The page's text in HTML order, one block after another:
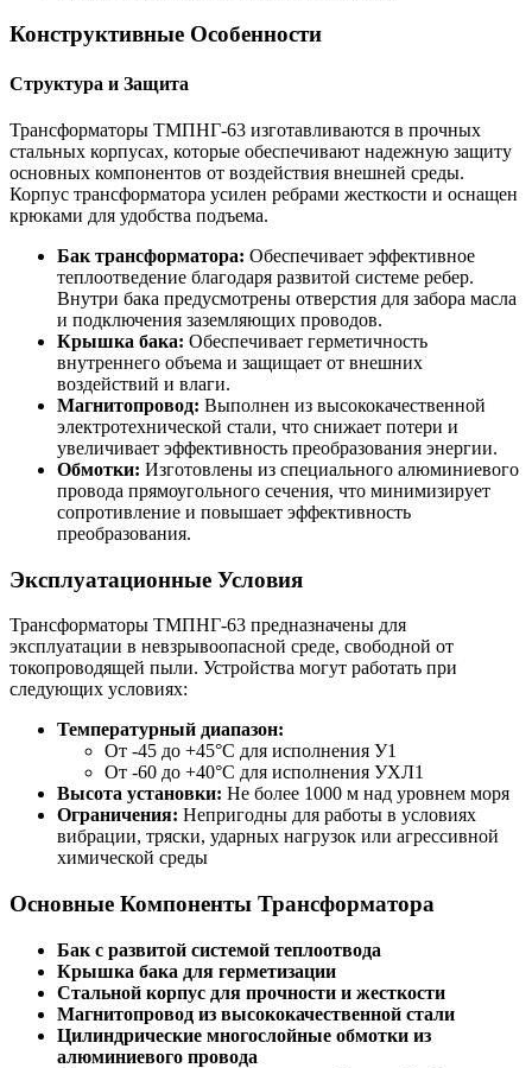
Конструктивные Особенности
Структура и Защита
Трансформаторы ТМПНГ-63 изготавливаются в прочных
стальных корпусах, которые обеспечивают надежную защиту
основных компонентов от воздействия внешней среды.
Корпус трансформатора усилен ребрами жесткости и оснащен
крюками для удобства подъема.
Бак трансформатора: Обеспечивает эффективное
теплоотведение благодаря развитой системе ребер.
Внутри бака предусмотрены отверстия для забора масла
и подключения заземляющих проводов.
Крышка бака: Обеспечивает герметичность
внутреннего объема и защищает от внешних
воздействий и влаги.
Магнитопровод: Выполнен из высококачественной
электротехнической стали, что снижает потери и
увеличивает эффективность преобразования энергии.
Обмотки: Изготовлены из специального алюминиевого
провода прямоугольного сечения, что минимизирует
сопротивление и повышает эффективность
преобразования.
Эксплуатационные Условия
Трансформаторы ТМПНГ-63 предназначены для
эксплуатации в невзрывоопасной среде, свободной от
токопроводящей пыли. Устройства могут работать при
следующих условиях:
Температурный диапазон:
От -45 до +45°C для исполнения У1
От -60 до +40°C для исполнения УХЛ1
Высота установки: Не более 1000 м над уровнем моря
Ограничения: Непригодны для работы в условиях
вибрации, тряски, ударных нагрузок или агрессивной
химической среды
Основные Компоненты Трансформатора
Бак с развитой системой теплоотвода
Крышка бака для герметизации
Стальной корпус для прочности и жесткости
Магнитопровод из высококачественной стали
Цилиндрические многослойные обмотки из
алюминиевого провода